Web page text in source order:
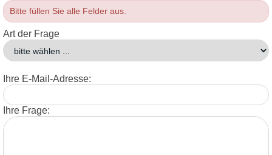
Bitte füllen Sie alle Felder aus.
Art der Frage
Ihre E-Mail-Adresse:
Ihre Frage: